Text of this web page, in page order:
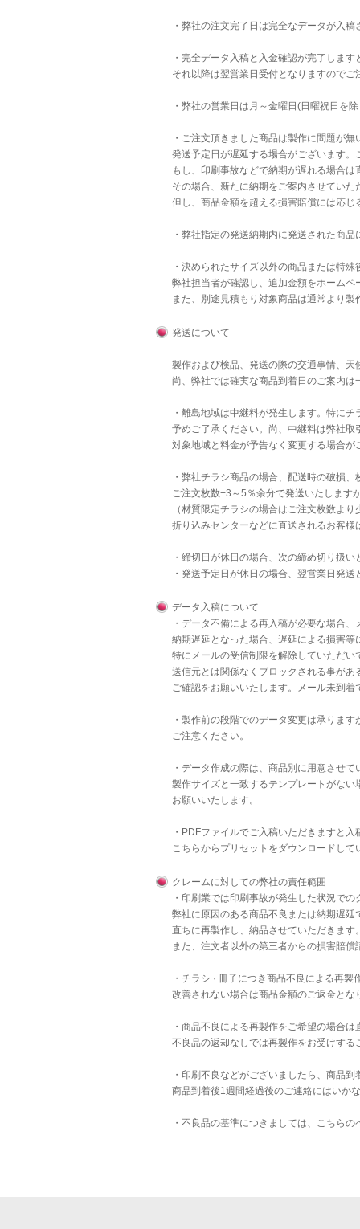
・弊社の注文完了日は完全なデータが入
・完全データ入稿と入金確認が完了しま
それ以降は翌営業日受付となりますのでご
・弊社の営業日は月～金曜日(日曜祝日を
・ご注文頂きました商品は製作に問題が
発送予定日が遅延する場合がございます
もし、印刷事故などで納期が遅れる場合
その場合、新たに納期をご案内させてい
但し、商品金額を超える損害賠償には応
・弊社指定の発送納期内に発送された商
・決められたサイズ以外の商品または特
弊社担当者が確認し、追加金額をホーム
また、別途見積もり対象商品は通常より
発送について
製作および検品、発送の際の交通事情、
尚、弊社では確実な商品到着日のご案内
・離島地域は中継料が発生します。特に
予めご了承ください。尚、中継料は弊社
対象地域と料金が予告なく変更する場合が
・弊社チラシ商品の場合、配送時の破損
ご注文枚数+3～5％余分で発送いたします
（材質限定チラシの場合はご注文枚数よ
折り込みセンターなどに直送されるお客
・締切日が休日の場合、次の締め切り扱
・発送予定日が休日の場合、翌営業日発
データ入稿について
・データ不備による再入稿が必要な場合
納期遅延となった場合、遅延による損害
特にメールの受信制限を解除していただ
送信元とは関係なくブロックされる事が
ご確認をお願いいたします。メール未到
・製作前の段階でのデータ変更は承りま
ご注意ください。
・データ作成の際は、商品別に用意させ
製作サイズと一致するテンプレートがない
お願いいたします。
・PDFファイルでご入稿いただきますと
こちらからプリセットをダウンロードし
クレームに対しての弊社の責任範囲
・印刷業では印刷事故が発生した状況で
弊社に原因のある商品不良または納期遅
直ちに再製作し、納品させていただきま
また、注文者以外の第三者からの損害賠
・チラシ · 冊子につき商品不良による再
改善されない場合は商品金額のご返金と
・商品不良による再製作をご希望の場合
不良品の返却なしでは再製作をお受けする
・印刷不良などがございましたら、商品
商品到着後1週間経過後のご連絡にはいか
・不良品の基準につきましては、 こちらの